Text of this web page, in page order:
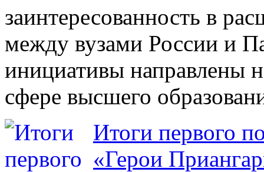
заинтересованность в
между вузами России и
инициативы направлены
сфере высшего
Итоги первого
«Герои